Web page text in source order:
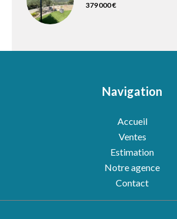
379 000 €
Navigation
Accueil
Ventes
Estimation
Notre agence
Contact